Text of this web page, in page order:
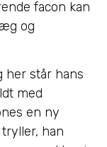
facon kan
og
her står hans
med
en ny
han